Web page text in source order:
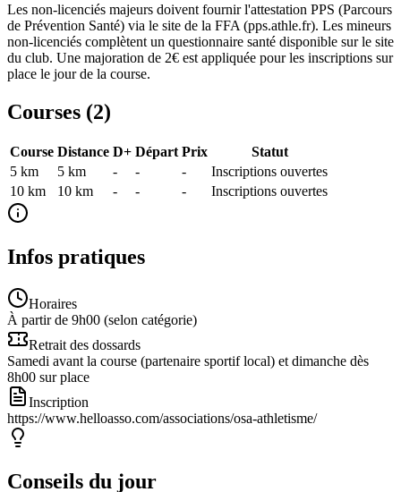
Les non-licenciés majeurs doivent fournir l'attestation PPS (Parcours
de Prévention Santé) via le site de la FFA (pps.athle.fr). Les mineurs
non-licenciés complètent un questionnaire santé disponible sur le site
du club. Une majoration de 2€ est appliquée pour les inscriptions sur
place le jour de la course.
Courses (2)
Course Distance D+ Départ Prix
Statut
5 km
5 km - - -
Inscriptions ouvertes
10 km
10 km - - - Inscriptions ouvertes
Infos pratiques
Horaires
À partir de 9h00 (selon catégorie)
Retrait des dossards
Samedi avant la course (partenaire sportif local) et dimanche dès
8h00 sur place
Inscription
https://www.helloasso.com/associations/osa-athletisme/
Conseils du jour